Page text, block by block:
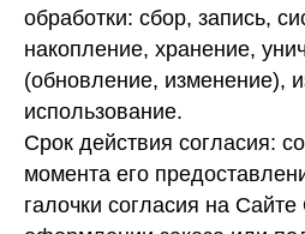
обработки: сбор, запись,
накопление, хранение,
(обновление, изменение),
использование.
Срок действия согласия:
момента его
галочки согласия на